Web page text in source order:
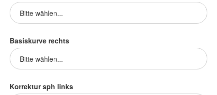
Basiskurve rechts
Korrektur sph links